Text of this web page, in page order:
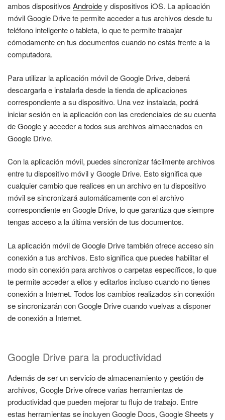
ambos dispositivos Androidey dispositivos iOS. La aplicación
móvil Google Drive te permite acceder a tus archivos desde tu
teléfono inteligente o tableta, lo que te permite trabajar
cómodamente en tus documentos cuando no estás frente a la
computadora.
Para utilizar la aplicación móvil de Google Drive, deberá
descargarla e instalarla desde la tienda de aplicaciones
correspondiente a su dispositivo. Una vez instalada, podrá
iniciar sesión en la aplicación con las credenciales de su cuenta
de Google y acceder a todos sus archivos almacenados en
Google Drive.
Con la aplicación móvil, puedes sincronizar fácilmente archivos
entre tu dispositivo móvil y Google Drive. Esto significa que
cualquier cambio que realices en un archivo en tu dispositivo
móvil se sincronizará automáticamente con el archivo
correspondiente en Google Drive, lo que garantiza que siempre
tengas acceso a la última versión de tus documentos.
La aplicación móvil de Google Drive también ofrece acceso sin
conexión a tus archivos. Esto significa que puedes habilitar el
modo sin conexión para archivos o carpetas específicos, lo que
te permite acceder a ellos y editarlos incluso cuando no tienes
conexión a Internet. Todos los cambios realizados sin conexión
se sincronizarán con Google Drive cuando vuelvas a disponer
de conexión a Internet.
Google Drive para la productividad
Además de ser un servicio de almacenamiento y gestión de
archivos, Google Drive ofrece varias herramientas de
productividad que pueden mejorar tu flujo de trabajo. Entre
estas herramientas se incluyen Google Docs, Google Sheets y